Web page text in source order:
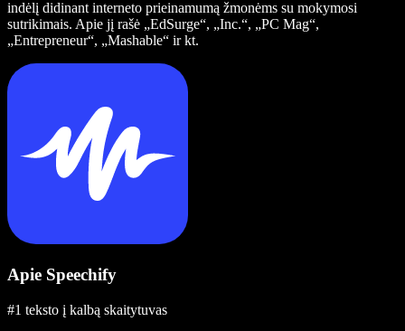
indėlį didinant interneto prieinamumą žmonėms su mokymosi
sutrikimais. Apie jį rašė „EdSurge“, „Inc.“, „PC Mag“,
„Entrepreneur“, „Mashable“ ir kt.
Apie Speechify
#1 teksto į kalbą skaitytuvas